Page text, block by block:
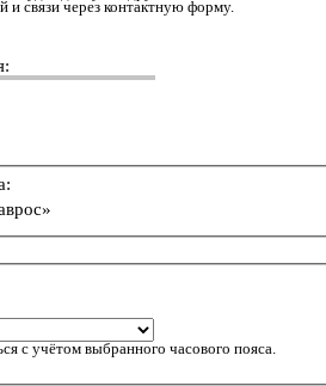
и связи через контактную форму.
с учётом выбранного часового пояса.